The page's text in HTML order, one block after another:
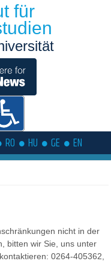
für
RO HU GE EN
nicht in der
bitten wir Sie, uns unter
0264-405362,